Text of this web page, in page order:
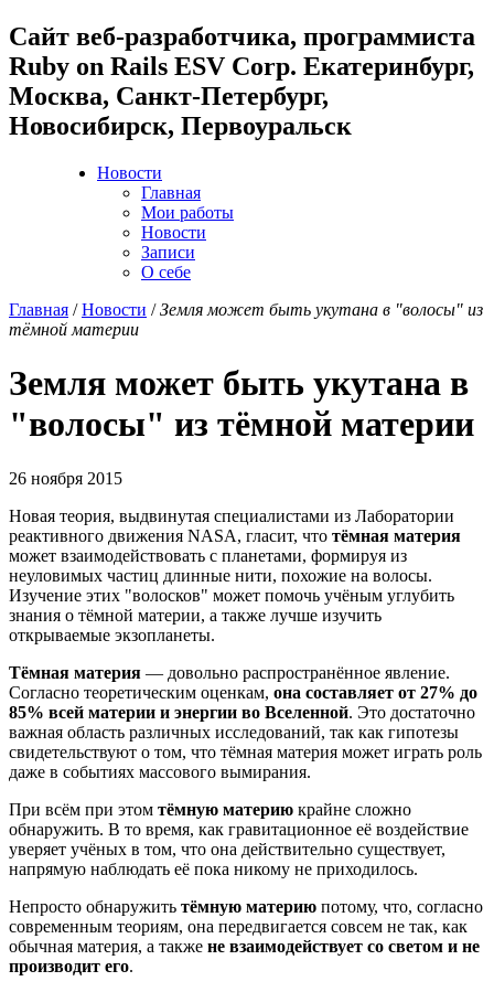
Cайт веб-разработчика, программиста
Ruby on Rails ESV Corp. Екатеринбург,
Москва, Санкт-Петербург,
Новосибирск, Первоуральск
Новости
Главная
Мои работы
Новости
Записи
О себе
Главная /Новости /Земля может быть укутана в "волосы" из
тёмной материи
Земля может быть укутана в
"волосы" из тёмной материи
26 ноября 2015
Новая теория, выдвинутая специалистами из Лаборатории
реактивного движения NASA, гласит, что тёмная материя
может взаимодействовать с планетами, формируя из
неуловимых частиц длинные нити, похожие на волосы.
Изучение этих "волосков" может помочь учёным углубить
знания о тёмной материи, а также лучше изучить
открываемые экзопланеты.
Тёмная материя — довольно распространённое явление.
Согласно теоретическим оценкам, она составляет от 27% до
85% всей материи и энергии во Вселенной. Это достаточно
важная область различных исследований, так как гипотезы
свидетельствуют о том, что тёмная материя может играть роль
даже в событиях массового вымирания.
При всём при этом тёмную материю крайне сложно
обнаружить. В то время, как гравитационное её воздействие
уверяет учёных в том, что она действительно существует,
напрямую наблюдать её пока никому не приходилось.
Непросто обнаружить тёмную материю потому, что, согласно
современным теориям, она передвигается совсем не так, как
обычная материя, а также не взаимодействует со светом и не
производит его.